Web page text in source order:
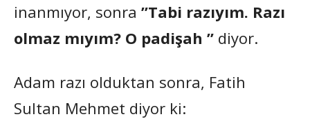
inanmıyor, sonra ”Tabi razıyım. Razı
olmaz mıyım? O padişah ” diyor.
Adam razı olduktan sonra, Fatih
Sultan Mehmet diyor ki: